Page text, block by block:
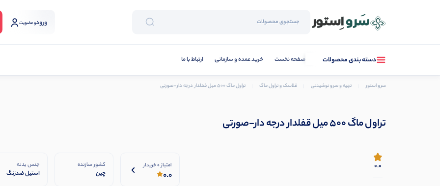
ورودو عضویت
دسته بندی محصولات صفحه نخست خرید عمده و سازمانی ارتباط با ما
سرو استور تهیه و سرو نوشیدنی فلاسک و تراول ماگ تراول ماگ 500 میل قفلدار درجه دار-صورتی
تراول ماگ 500 میل قفلدار درجه دار-صورتی
0.0 امتیاز 0 خریدار
0.0
کشور سازنده
چین
جنس بدنه
استیل ضدزنگ